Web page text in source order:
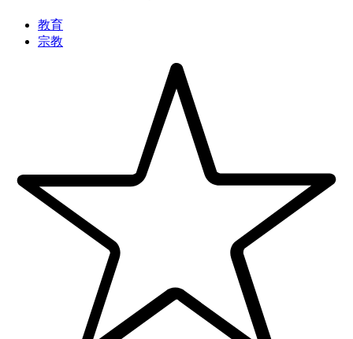
教育
宗教